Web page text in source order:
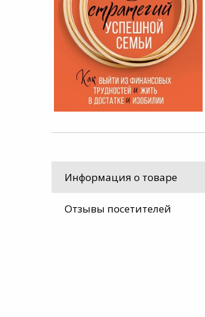
Информация о товаре
Отзывы посетителей